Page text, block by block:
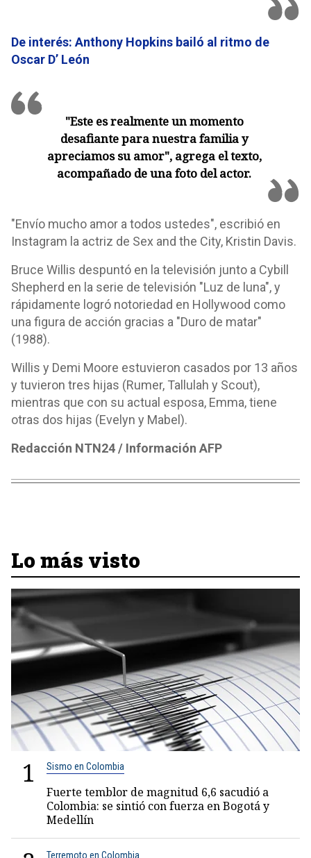
De interés: Anthony Hopkins bailó al ritmo de
Oscar D’ León
"Este es realmente un momento
desafiante para nuestra familia y
apreciamos su amor", agrega el texto,
acompañado de una foto del actor.
"Envío mucho amor a todos ustedes", escribió en
Instagram la actriz de Sex and the City, Kristin Davis.
Bruce Willis despuntó en la televisión junto a Cybill
Shepherd en la serie de televisión "Luz de luna", y
rápidamente logró notoriedad en Hollywood como
una figura de acción gracias a "Duro de matar"
(1988).
Willis y Demi Moore estuvieron casados por 13 años
y tuvieron tres hijas (Rumer, Tallulah y Scout),
mientras que con su actual esposa, Emma, tiene
otras dos hijas (Evelyn y Mabel).
Redacción NTN24 / Información AFP
Lo más visto
1 Sismo en Colombia
Fuerte temblor de magnitud 6,6 sacudió a
Colombia: se sintió con fuerza en Bogotá y
Medellín
Terremoto en Colombia